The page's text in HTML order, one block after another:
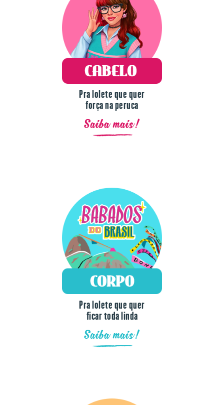
Pra lolete que quer
força na peruca
Saiba mais!
Pra lolete que quer
ficar toda linda
Saiba mais!